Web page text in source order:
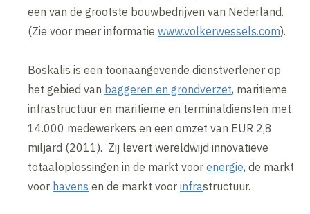
een van de grootste bouwbedrijven van Nederland.
(Zie voor meer informatiewww.volkerwessels.com).
Boskalis is een toonaangevende dienstverlener op
het gebied van baggeren en grondverzet, maritieme
infrastructuur en maritieme en terminaldiensten met
14.000 medewerkers en een omzet van EUR 2,8
miljard (2011). Zij levert wereldwijd innovatieve
totaaloplossingen in de markt voorenergie, de markt
voor havens en de markt voorinfrastructuur.